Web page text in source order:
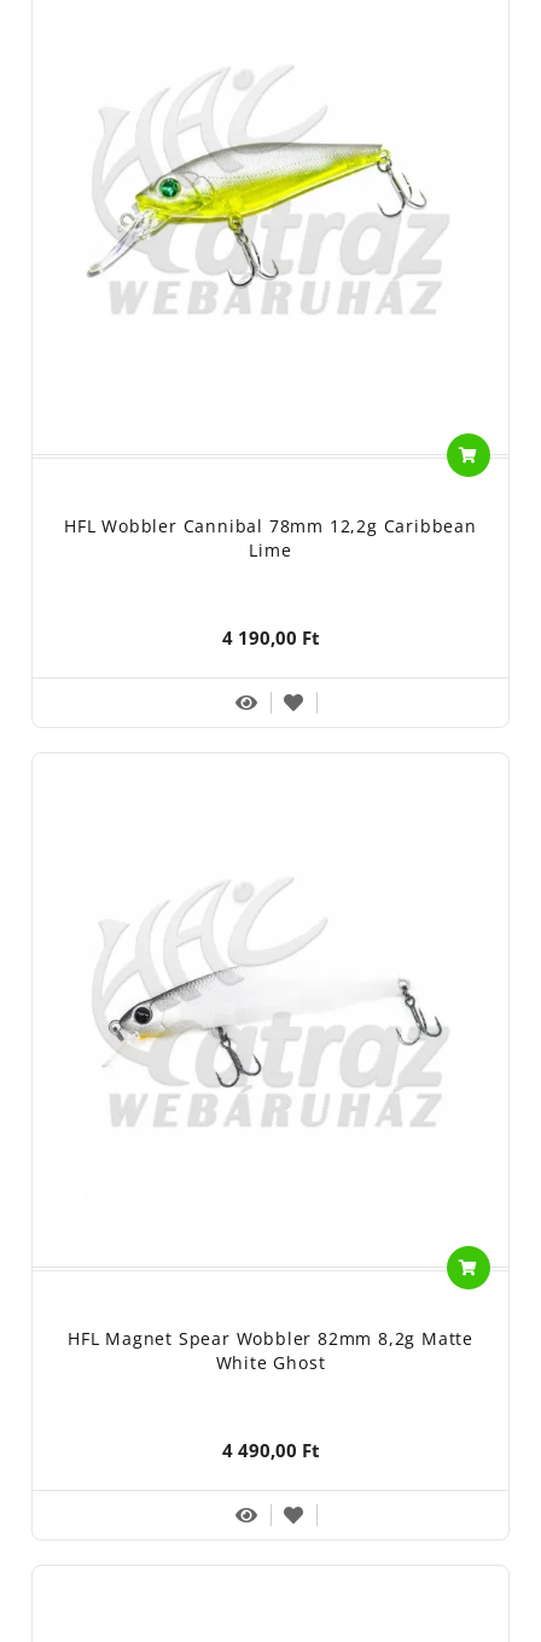
HFL Wobbler Cannibal 78mm 12,2g Caribbean
Lime
4 190,00 Ft
HFL Magnet Spear Wobbler 82mm 8,2g Matte
White Ghost
4 490,00 Ft